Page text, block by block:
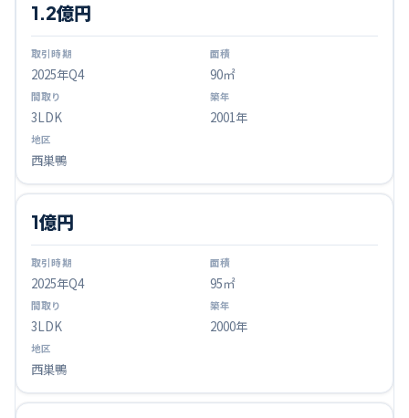
2025年Q4
1.2億円
90㎡
3LDK 2001年
西巣鴨
2025年Q4
1億円
95㎡
3LDK 2000年
西巣鴨